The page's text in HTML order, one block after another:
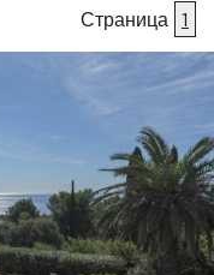
Страница 1